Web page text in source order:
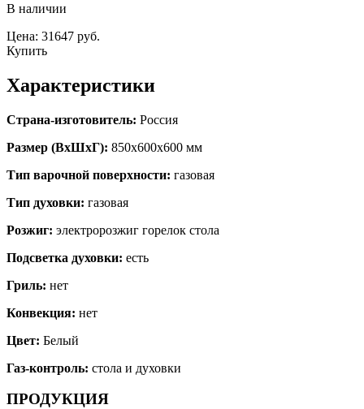
В наличии
Цена: 31647 руб.
Купить
Характеристики
Страна-изготовитель: Россия
Размер (ВхШхГ): 850х600х600 мм
Тип варочной поверхности: газовая
Тип духовки: газовая
Розжиг: электророзжиг горелок стола
Подсветка духовки: есть
Гриль: нет
Конвекция: нет
Цвет: Белый
Газ-контроль: стола и духовки
ПРОДУКЦИЯ